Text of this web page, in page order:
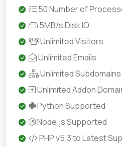
50 Number of
5MB/s Disk IO
Unlimited Visitors
Unlimited Emails
Unlimited Subdomains
Unlimited Addon
Python Supported
Node.js Supported
PHP v5.3 to Latest